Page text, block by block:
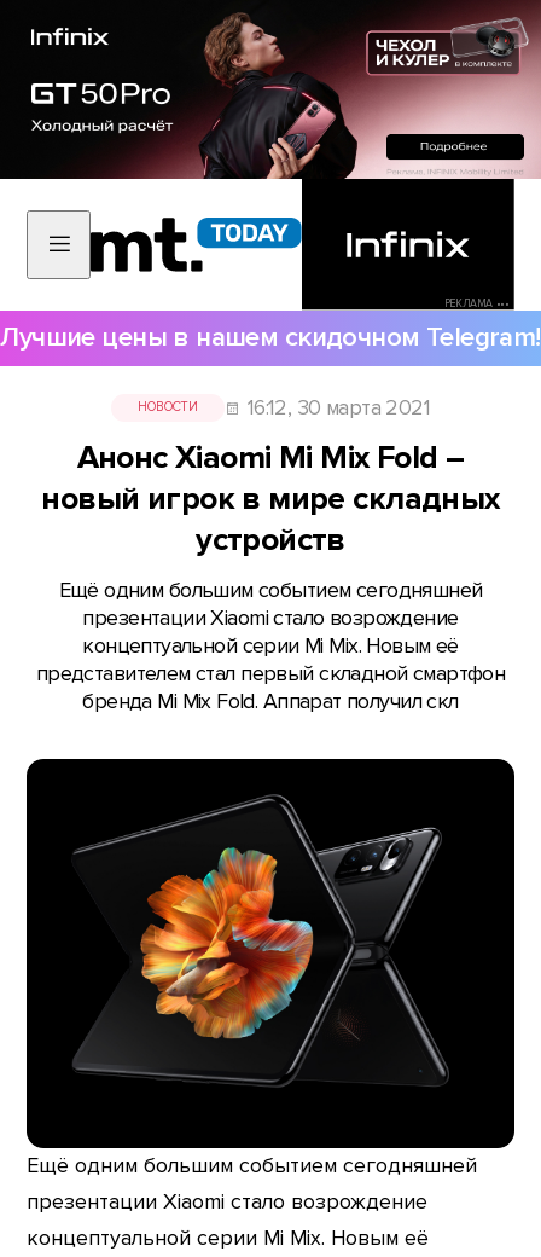
РЕКЛАМА •••
Лучшие цены в нашем скидочном Telegram!
НОВОСТИ 16:12, 30 марта 2021
Анонс Xiaomi Mi Mix Fold –
новый игрок в мире складных
устройств
Ещё одним большим событием сегодняшней
презентации Xiaomi стало возрождение
концептуальной серии Mi Mix. Новым её
представителем стал первый складной смартфон
бренда Mi Mix Fold. Аппарат получил скл
Ещё одним большим событием сегодняшней
презентации Xiaomi стало возрождение
концептуальной серии Mi Mix. Новым её